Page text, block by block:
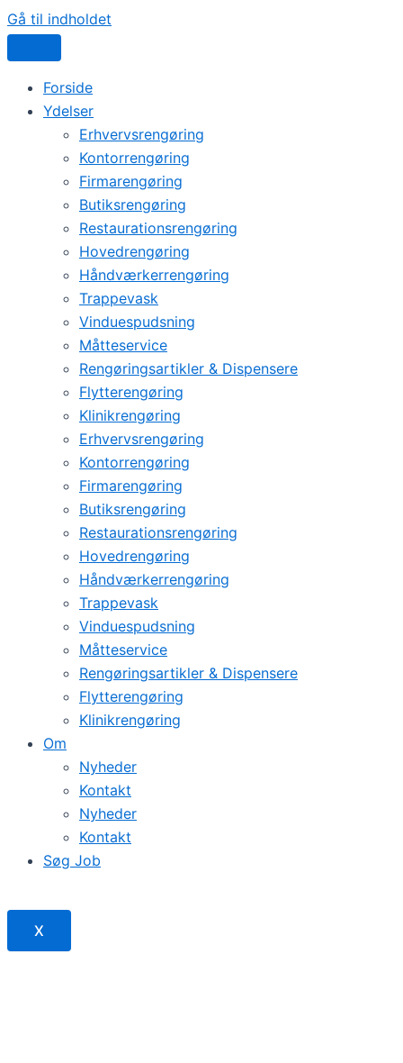
Gå til indholdet
Forside
Ydelser
Erhvervsrengøring
Kontorrengøring
Firmarengøring
Butiksrengøring
Restaurationsrengøring
Hovedrengøring
Håndværkerrengøring
Trappevask
Vinduespudsning
Måtteservice
Rengøringsartikler & Dispensere
Flytterengøring
Klinikrengøring
Erhvervsrengøring
Kontorrengøring
Firmarengøring
Butiksrengøring
Restaurationsrengøring
Hovedrengøring
Håndværkerrengøring
Trappevask
Vinduespudsning
Måtteservice
Rengøringsartikler & Dispensere
Flytterengøring
Klinikrengøring
Om
Nyheder
Kontakt
Nyheder
Kontakt
Søg Job
X